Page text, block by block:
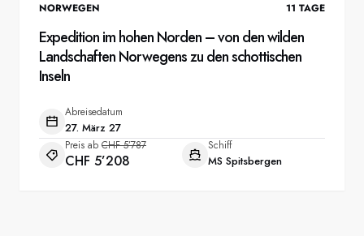
NORWEGEN 11 TAGE
Expedition im hohen Norden – von den wilden
Landschaften Norwegens zu den schottischen
Inseln
Abreisedatum
27. März 27
Preis ab CHF 5’787
CHF 5’208
Schiff
MS Spitsbergen